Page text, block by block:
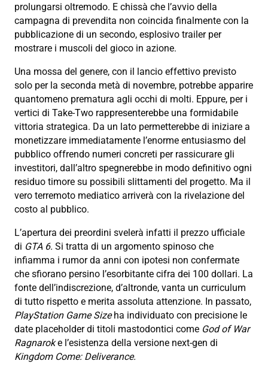
prolungarsi oltremodo. E chissà che l’avvio della
campagna di prevendita non coincida finalmente con la
pubblicazione di un secondo, esplosivo trailer per
mostrare i muscoli del gioco in azione.
Una mossa del genere, con il lancio effettivo previsto
solo per la seconda metà di novembre, potrebbe apparire
quantomeno prematura agli occhi di molti. Eppure, per i
vertici di Take-Two rappresenterebbe una formidabile
vittoria strategica. Da un lato permetterebbe di iniziare a
monetizzare immediatamente l’enorme entusiasmo del
pubblico offrendo numeri concreti per rassicurare gli
investitori, dall’altro spegnerebbe in modo definitivo ogni
residuo timore su possibili slittamenti del progetto. Ma il
vero terremoto mediatico arriverà con la rivelazione del
costo al pubblico.
L’apertura dei preordini svelerà infatti il prezzo ufficiale
di GTA 6. Si tratta di un argomento spinoso che
infiamma i rumor da anni con ipotesi non confermate
che sfiorano persino l’esorbitante cifra dei 100 dollari. La
fonte dell’indiscrezione, d’altronde, vanta un curriculum
di tutto rispetto e merita assoluta attenzione. In passato,
PlayStation Game Sizeha individuato con precisione le
date placeholder di titoli mastodontici come God of War
Ragnaroke l’esistenza della versione next-gen di
Kingdom Come: Deliverance.